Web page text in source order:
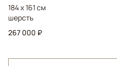
184 x 161 см
шерсть
267 000 ₽